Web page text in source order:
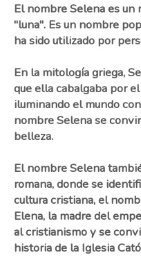
El nombre Selena es
"luna". Es un nombre
ha sido utilizado por
En la mitología griega,
que ella cabalgaba por
iluminando el mundo
nombre Selena se
belleza.
El nombre Selena
romana, donde se
cultura cristiana, el
Elena, la madre del
al cristianismo y se
historia de la Iglesia